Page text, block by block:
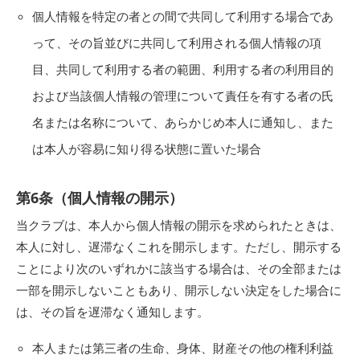
個人情報を特定の者との間で共同して利用する場合であ
って、その旨並びに共同して利用される個人情報の項
目、共同して利用する者の範囲、利用する者の利用目的
および当該個人情報の管理について責任を有する者の氏
名または名称について、あらかじめ本人に通知し、また
は本人が容易に知り得る状態に置いた場合
第6条（個人情報の開示）
当クラブは、本人から個人情報の開示を求められたときは、
本人に対し、遅滞なくこれを開示します。ただし、開示する
ことにより次のいずれかに該当する場合は、その全部または
一部を開示しないこともあり、開示しない決定をした場合に
は、その旨を遅滞なく通知します。
本人または第三者の生命、身体、財産その他の権利利益